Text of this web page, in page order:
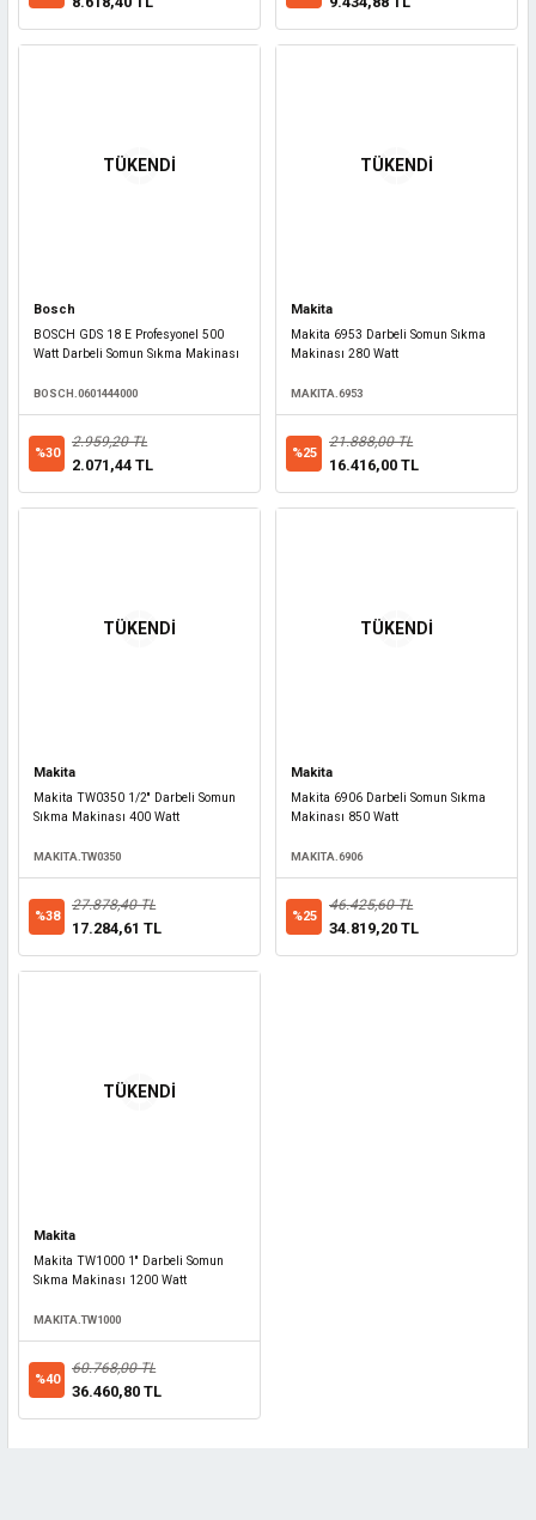
TÜKENDİ
Bosch
BOSCH GDS 18 E Profesyonel 500
Watt Darbeli Somun Sıkma Makinası
BOSCH.0601444000
%30
2.959,20 TL
2.071,44 TL
TÜKENDİ
Makita
Makita 6953 Darbeli Somun Sıkma
Makinası 280 Watt
MAKITA.6953
%25
21.888,00 TL
16.416,00 TL
TÜKENDİ
Makita
Makita TW0350 1/2'' Darbeli Somun
Sıkma Makinası 400 Watt
MAKITA.TW0350
%38
27.878,40 TL
17.284,61 TL
TÜKENDİ
Makita
Makita 6906 Darbeli Somun Sıkma
Makinası 850 Watt
MAKITA.6906
%25
46.425,60 TL
34.819,20 TL
TÜKENDİ
Makita
Makita TW1000 1'' Darbeli Somun
Sıkma Makinası 1200 Watt
MAKITA.TW1000
%40
60.768,00 TL
36.460,80 TL